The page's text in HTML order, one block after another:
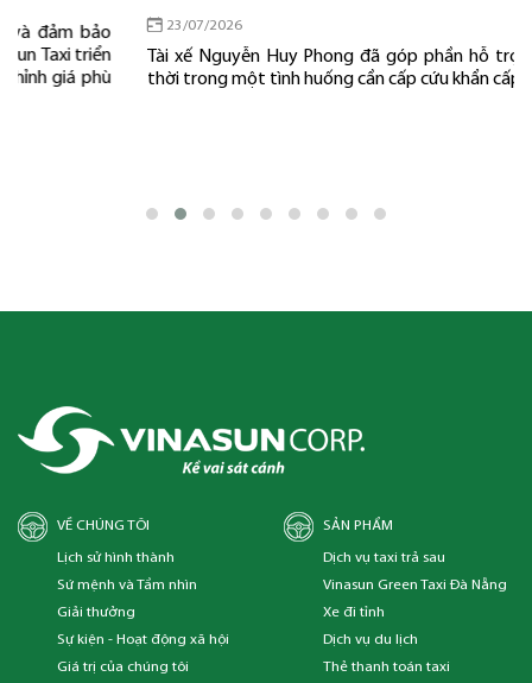
23/07/2026
Tài xế Nguyễn Huy Phong đã góp phần hỗ trợ khách hàng kịp
thời trong một tình huống cần cấp cứu khẩn cấp
VỀ CHÚNG TÔI
Lịch sử hình thành
Sứ mệnh và Tầm nhìn
Giải thưởng
Sự kiện - Hoạt động xã hội
Giá trị của chúng tôi
SẢN PHẨM
Dịch vụ taxi trả sau
Vinasun Green Taxi Đà Nẵng
Xe đi tỉnh
Dịch vụ du lịch
Thẻ thanh toán taxi